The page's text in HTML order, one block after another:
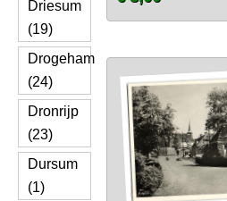
Driesum
(19)
Drogeham
(24)
Dronrijp
(23)
Dursum
(1)